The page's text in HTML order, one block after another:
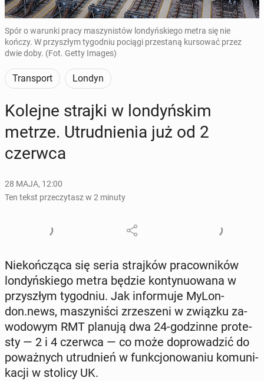
Spór o warunki pracy maszynistów londyńskiego metra się nie
kończy. W przyszłym tygodniu pociągi przestaną kursować przez
dwie doby. (Fot. Getty Images)
Transport Londyn
Kolejne strajki w lon­dyń­skim
metrze. Utrud­nie­nia już od 2
czerwca
28 MAJA, 12:00
Ten tekst przeczytasz w 2 minuty
Nie­koń­czą­ca się seria straj­ków pra­cow­ni­ków
lon­dyń­skie­go metra będzie kon­ty­nu­owa­na w
przy­szłym ty­go­dniu. Jak in­for­mu­je My­Lon­
don.news, ma­szy­ni­ści zrze­sze­ni w związku za­
wo­do­wym RMT planują dwa 24-go­dzin­ne pro­te­
sty — 2 i 4 czerwca — co może do­pro­wa­dzić do
po­waż­nych utrud­nień w funk­cjo­no­wa­niu ko­mu­ni­
ka­cji w stolicy UK.